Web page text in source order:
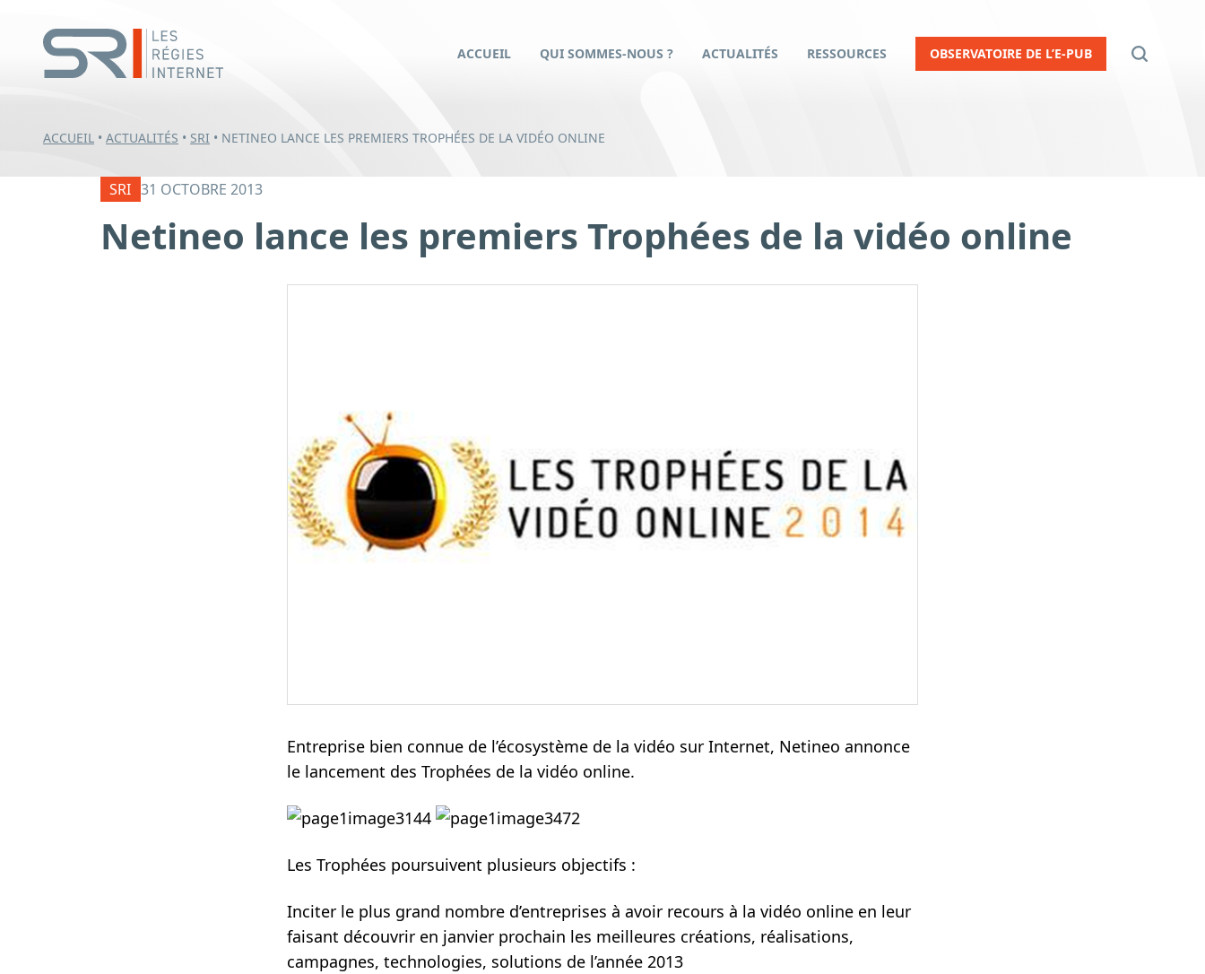
ACCUEIL QUI SOMMES-NOUS ? ACTUALITÉS RESSOURCES OBSERVATOIRE DE L’E-PUB
ACCUEIL • ACTUALITÉS • SRI • NETINEO LANCE LES PREMIERS TROPHÉES DE LA VIDÉO ONLINE
SRI 31 OCTOBRE 2013
Netineo lance les premiers Trophées de la vidéo online
Entreprise bien connue de l’écosystème de la vidéo sur Internet, Netineo annonce
le lancement des Trophées de la vidéo online.
Les Trophées poursuivent plusieurs objectifs :
Inciter le plus grand nombre d’entreprises à avoir recours à la vidéo online en leur
faisant découvrir en janvier prochain les meilleures créations, réalisations,
campagnes, technologies, solutions de l’année 2013